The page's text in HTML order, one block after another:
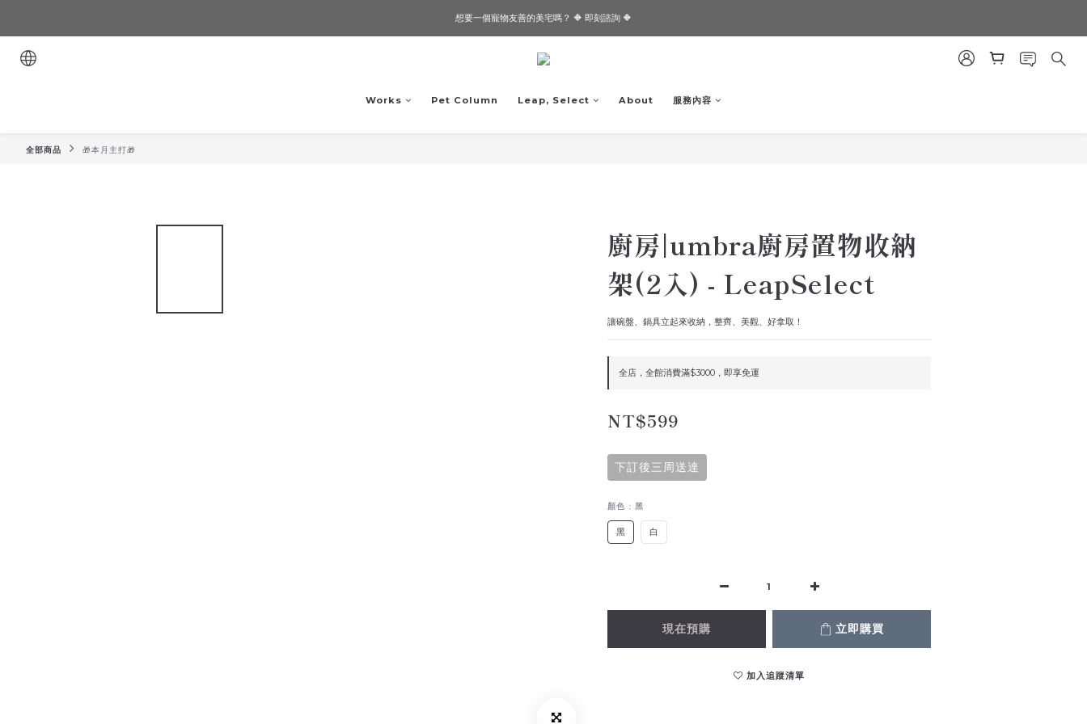
想要一個寵物友善的美宅嗎？ 🔶 即刻諮詢 🔶
想要一個寵物友善的美宅嗎？ 🔶 即刻諮詢 🔶
✨✨Joeman開箱！！閏年為邊境打造的透天厝✨✨
Works
Pet Column Leap, Select About 服務內容
全部商品 🎁本月主打🎁
廚房|umbra廚房置物收納
架(2入) - LeapSelect
讓碗盤、鍋具立起來收納，整齊、美觀、好拿取！
全店，全館消費滿$3000，即享免運
NT$599
下訂後三周送達
顏色 : 黑
黑 白
現在預購 立即購買
加入追蹤清單